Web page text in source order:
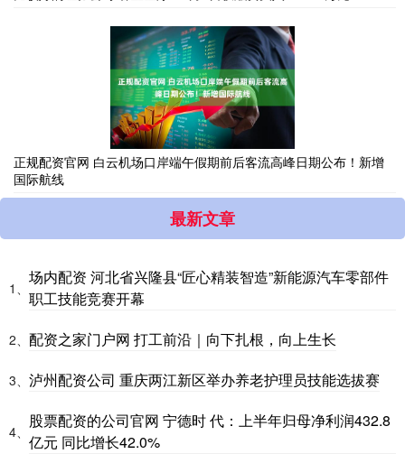
正规配资官网 白云机场口岸端午假期前后客流高峰日期公布！新增
国际航线
最新文章
1、
场内配资 河北省兴隆县“匠心精装智造”新能源汽车零部件
职工技能竞赛开幕
2、 配资之家门户网 打工前沿｜向下扎根，向上生长
3、 泸州配资公司 重庆两江新区举办养老护理员技能选拔赛
4、
股票配资的公司官网 宁德时 代：上半年归母净利润432.8
亿元 同比增长42.0%